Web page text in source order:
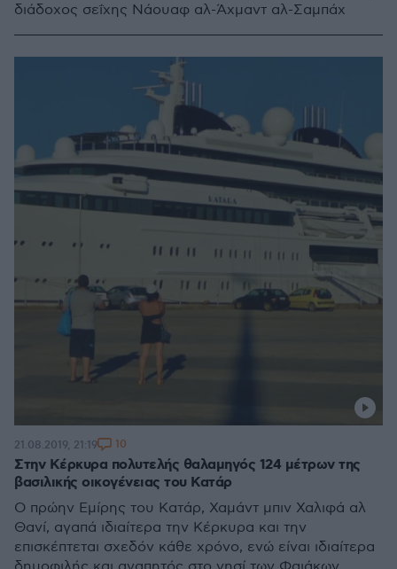
διάδοχος σεΐχης Νάουαφ αλ-Άχμαντ αλ-Σαμπάχ
Στην Κέρκυρα πολυτελής θαλαμηγός 124 μέτρων της
βασιλικής οικογένειας του Κατάρ
Ο πρώην Εμίρης του Κατάρ, Χαμάντ μπιν Χαλιφά αλ
Θανί, αγαπά ιδιαίτερα την Κέρκυρα και την
επισκέπτεται σχεδόν κάθε χρόνο, ενώ είναι ιδιαίτερα
21.08.2019, 21:19 10